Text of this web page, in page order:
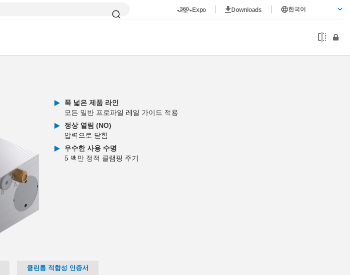
Expo Downloads 한국어
시리즈 MK
폭 넓은 제품 라인
모든 일반 프로파일 레일 가이드 적용
정상 열림 (NO)
압력으로 닫힘
우수한 사용 수명
5 백만 정적 클램핑 주기
클린룸 적합성 인증서